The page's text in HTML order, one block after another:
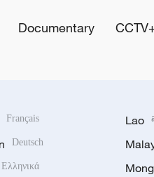
Documentary
Français
Deutsch
Ελληνικά
Lao